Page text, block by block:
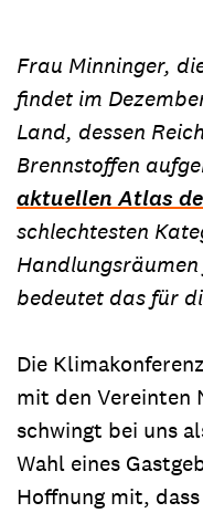
Frau Minninger,
findet im
Land, dessen
Brennstoffen
aktuellen Atlas
schlechtesten
bedeutet das für
Die
mit den Vereinten
schwingt bei uns
Wahl eines
Hoffnung mit,